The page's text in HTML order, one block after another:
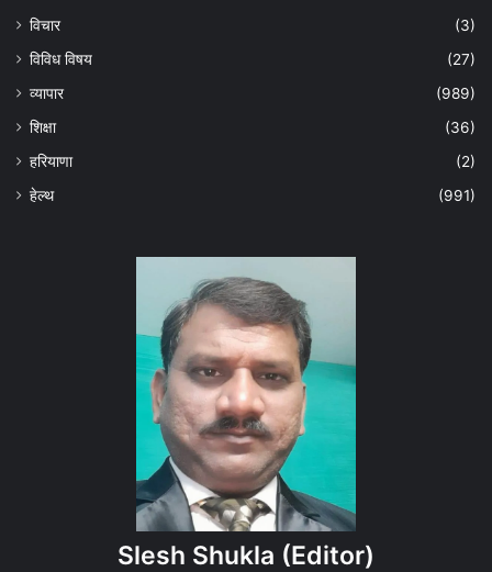
विचार
(3)
विविध विषय
(27)
व्यापार
(989)
शिक्षा
(36)
हरियाणा
(2)
हेल्‍थ
(991)
Slesh Shukla (Editor)